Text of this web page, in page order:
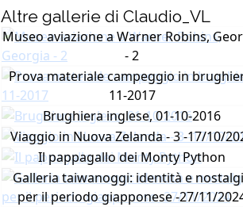
Altre gallerie di Claudio_VL
Museo aviazione a Warner Robins,
- 2
Prova materiale campeggio in
11-2017
Brughiera inglese, 01-10-2016
Viaggio in Nuova Zelanda - 3 -17/10/
Il pappagallo dei Monty Python
Galleria taiwanoggi: identità e
per il periodo giapponese -27/11/